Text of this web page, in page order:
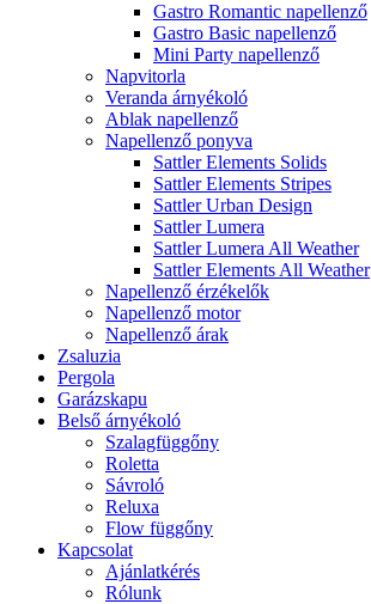
Gastro Romantic napellenző
Gastro Basic napellenző
Mini Party napellenző
Napvitorla
Veranda árnyékoló
Ablak napellenző
Napellenző ponyva
Sattler Elements Solids
Sattler Elements Stripes
Sattler Urban Design
Sattler Lumera
Sattler Lumera All Weather
Sattler Elements All Weather
Napellenző érzékelők
Napellenző motor
Napellenző árak
Zsaluzia
Pergola
Garázskapu
Belső árnyékoló
Szalagfüggőny
Roletta
Sávroló
Reluxa
Flow függőny
Kapcsolat
Ajánlatkérés
Rólunk